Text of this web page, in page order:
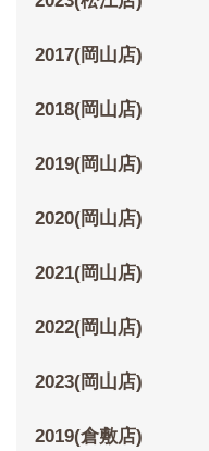
2017(岡山店)
2018(岡山店)
2019(岡山店)
2020(岡山店)
2021(岡山店)
2022(岡山店)
2023(岡山店)
2019(倉敷店)